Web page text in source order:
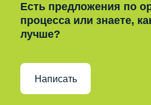
Есть предложения по
процесса или знаете,
лучше?
Написать